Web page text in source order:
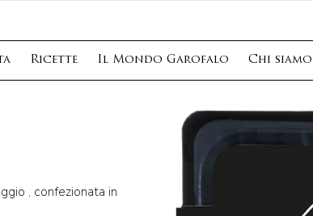
Ricette Il Mondo Garofalo Chi siamo
, confezionata in